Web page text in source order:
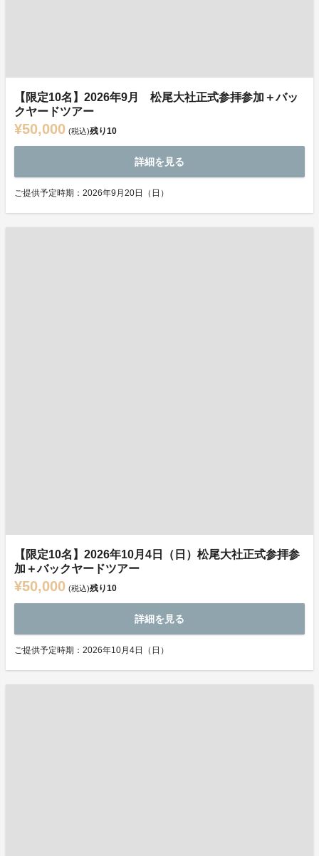
【限定10名】2026年9月 松尾大社正式参拝参加＋バッ
クヤードツアー
¥50,000 (税込)残り10
詳細を見る
ご提供予定時期：2026年9月20日（日）
【限定10名】2026年10月4日（日）松尾大社正式参拝参
加＋バックヤードツアー
¥50,000 (税込)残り10
詳細を見る
ご提供予定時期：2026年10月4日（日）